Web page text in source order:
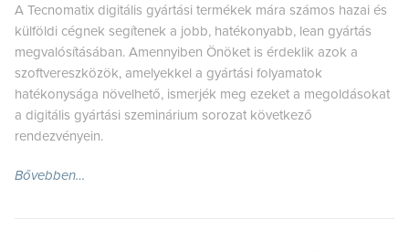
A Tecnomatix digitális gyártási termékek mára számos hazai és
külföldi cégnek segítenek a jobb, hatékonyabb, lean gyártás
megvalósításában. Amennyiben Önöket is érdeklik azok a
szoftvereszközök, amelyekkel a gyártási folyamatok
hatékonysága növelhető, ismerjék meg ezeket a megoldásokat
a digitális gyártási szeminárium sorozat következő
rendezvényein.
Bővebben…